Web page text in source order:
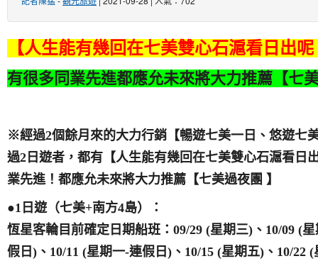
【人生能有幾回在七美雙心石滬看日出
有很多同業先進都應允未來將大力推薦【七
※經過2個餘月來的大力行銷【暢遊七美一日、悠遊七
過2日遊者，都有【人生能有幾回在七美雙心石滬看日
業先進！都應允未來將大力推薦【七美過夜團 】
●1 日遊（七美+南方4島）：
恆星客輪目前確定日期船班：09/29 (星期三)、10/09 (
假日)、10/11 (星期一-連假日)、10/15 (星期五)、10/22 (